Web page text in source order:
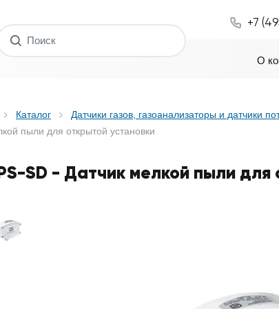
+7
О
Каталог Датчики газов, газоанализаторы и датчики
пыли для открытой установки
SD - Датчик мелкой пыли для